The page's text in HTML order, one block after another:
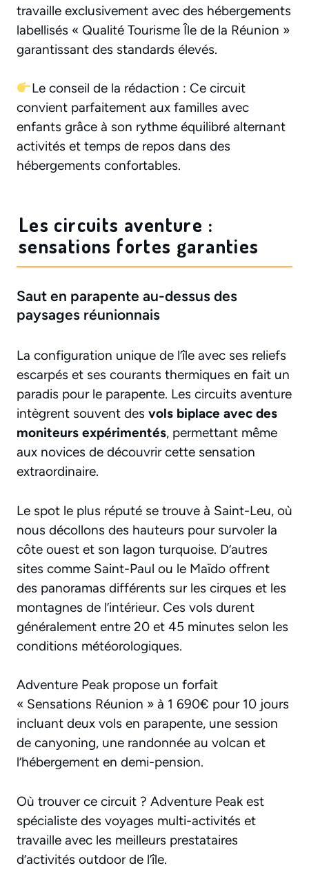
travaille exclusivement avec des hébergements
labellisés « Qualité Tourisme Île de la Réunion »
garantissant des standards élevés.
Le conseil de la rédaction : Ce circuit
convient parfaitement aux familles avec
enfants grâce à son rythme équilibré alternant
activités et temps de repos dans des
hébergements confortables.
Les circuits aventure :
sensations fortes garanties
Saut en parapente au-dessus des
paysages réunionnais
La configuration unique de l’île avec ses reliefs
escarpés et ses courants thermiques en fait un
paradis pour le parapente. Les circuits aventure
intègrent souvent des vols biplace avec des
moniteurs expérimentés, permettant même
aux novices de découvrir cette sensation
extraordinaire.
Le spot le plus réputé se trouve à Saint-Leu, où
nous décollons des hauteurs pour survoler la
côte ouest et son lagon turquoise. D’autres
sites comme Saint-Paul ou le Maïdo offrent
des panoramas différents sur les cirques et les
montagnes de l’intérieur. Ces vols durent
généralement entre 20 et 45 minutes selon les
conditions météorologiques.
Adventure Peak propose un forfait
« Sensations Réunion » à 1 690€ pour 10 jours
incluant deux vols en parapente, une session
de canyoning, une randonnée au volcan et
l’hébergement en demi-pension.
Où trouver ce circuit ? Adventure Peak est
spécialiste des voyages multi-activités et
travaille avec les meilleurs prestataires
d’activités outdoor de l’île.